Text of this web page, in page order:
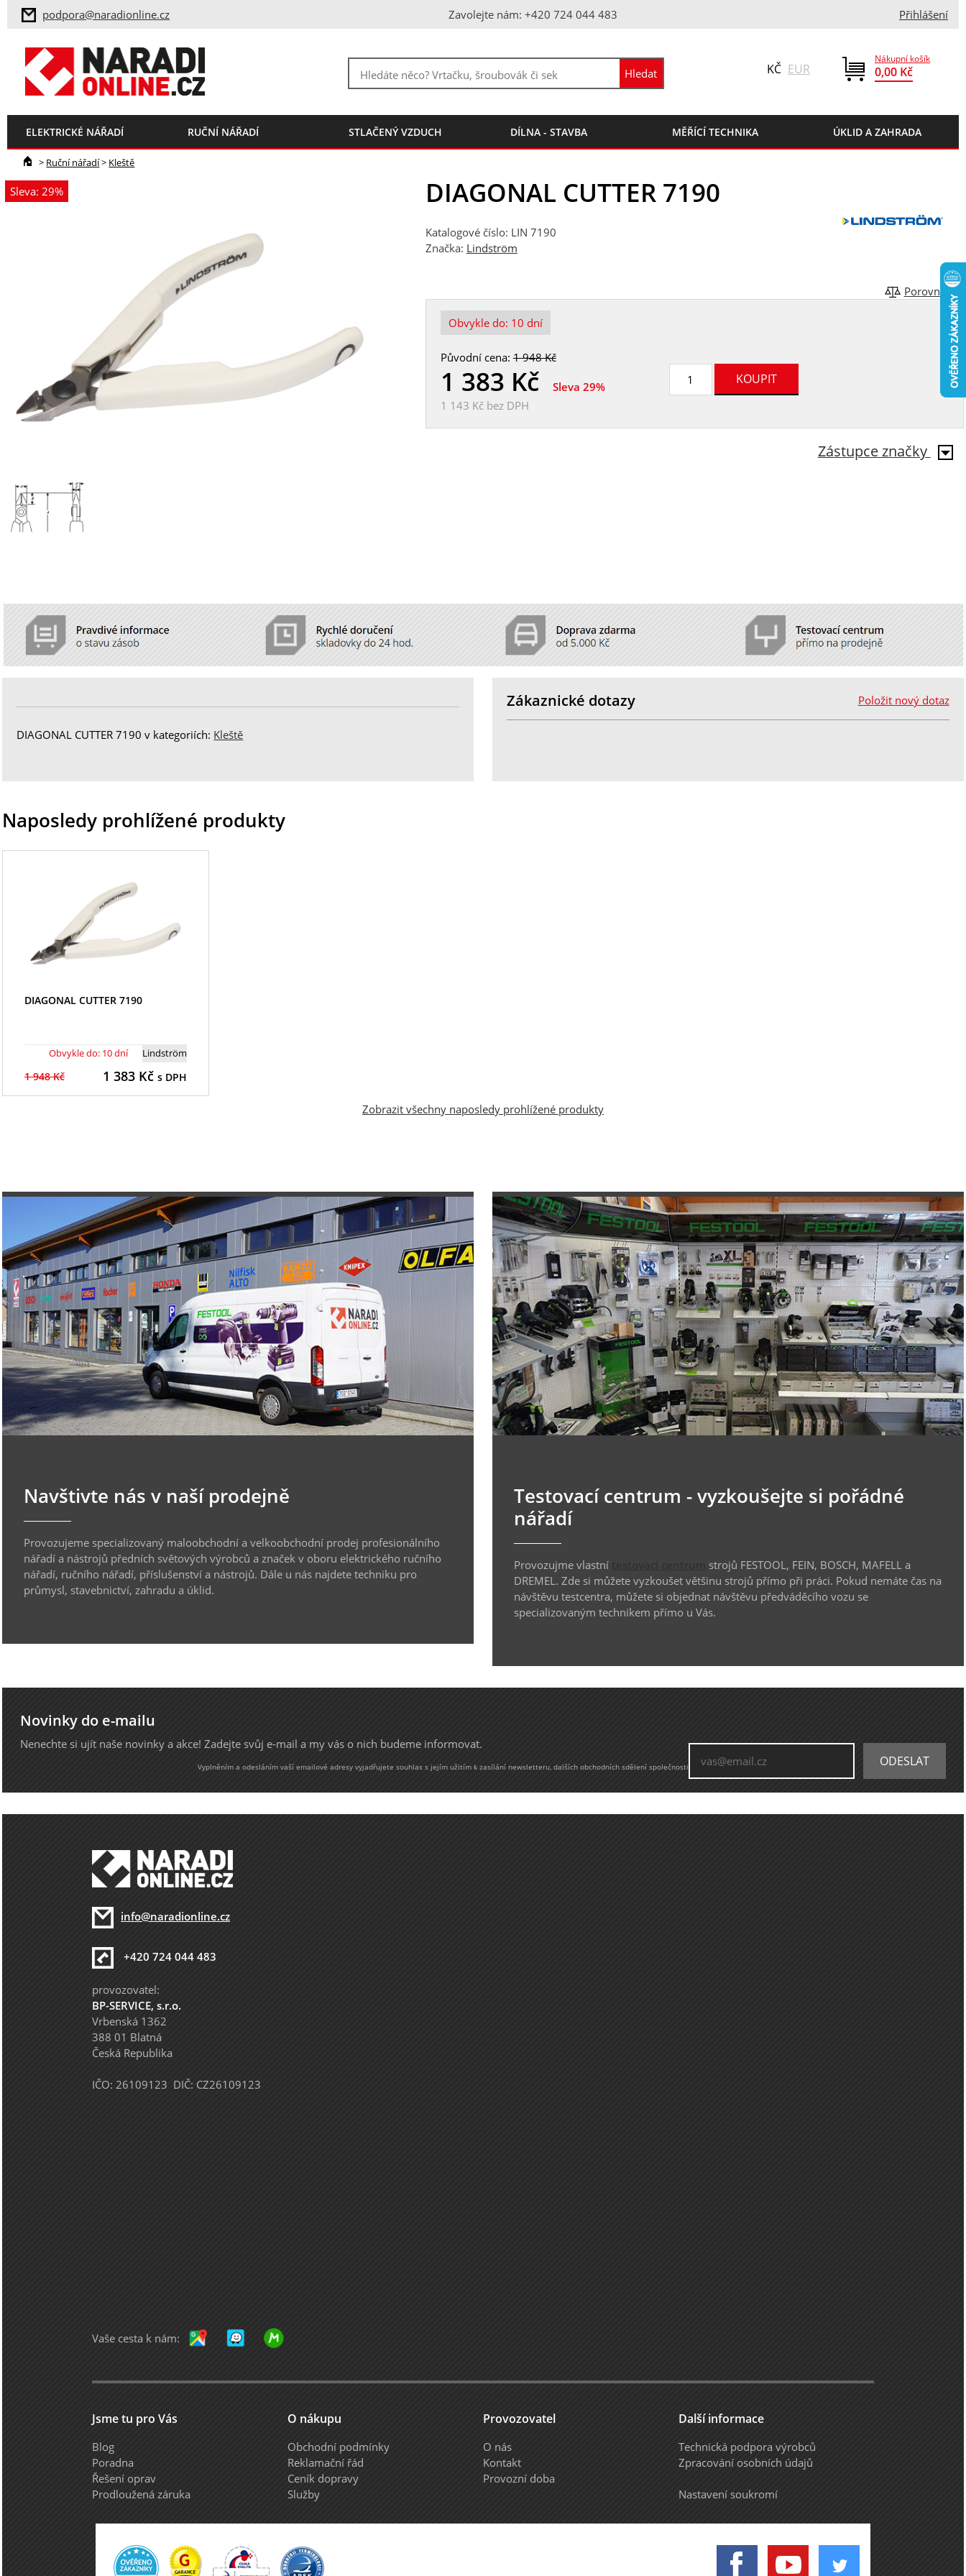
podpora@naradionline.cz Zavolejte nám: +420 724 044 483 Přihlášení
Nákupní košík
0,00 Kč
KČ EUR
ELEKTRICKÉ NÁŘADÍ RUČNÍ NÁŘADÍ STLAČENÝ VZDUCH DÍLNA - STAVBA MĚŘÍCÍ TECHNIKA ÚKLID A ZAHRADA
> Ruční nářadí> Kleště
Sleva: 29% DIAGONAL CUTTER 7190
Katalogové číslo: LIN 7190
Značka: Lindström
Porovnat
Obvykle do: 10 dní
Původní cena:1 948 Kč
1 383 Kč
Sleva 29%
1 143 Kčbez DPH
Zástupce značky
DIAGONAL CUTTER 7190 v kategoriích: Kleště
Položit nový dotaz
Zákaznické dotazy
Naposledy prohlížené produkty
DIAGONAL CUTTER 7190
Lindström
Obvykle do: 10 dní
1 948 Kč 1 383Kč s DPH
Zobrazit všechny naposledy prohlížené produkty
Navštivte nás v naší prodejně
Provozujeme specializovaný maloobchodní a velkoobchodní prodej profesionálního
nářadí a nástrojů předních světových výrobců a značek v oboru elektrického ručního
nářadí, ručního nářadí, příslušenství a nástrojů. Dále u nás najdete techniku pro
průmysl, stavebnictví, zahradu a úklid.
Testovací centrum - vyzkoušejte si pořádné
nářadí
Provozujme vlastní
strojů FESTOOL, FEIN, BOSCH, MAFELL a
DREMEL. Zde si můžete vyzkoušet většinu strojů přímo při práci. Pokud nemáte čas na
návštěvu testcentra, můžete si objednat návštěvu předváděcího vozu se
specializovaným technikem přímo u Vás.
Novinky do e-mailu
Nenechte si ujít naše novinky a akce! Zadejte svůj e-mail a my vás o nich budeme informovat.
Vyplněním a odesláním vaší emailové adresy vyjadřujete souhlas s jejím užitím k zasílání newsletteru, dalších obchodních sdělení společnosti
info@naradionline.cz
+420 724 044 483
provozovatel:
BP-SERVICE, s.r.o.
Vrbenská 1362
388 01 Blatná
Česká Republika
IČO: 26109123 DIČ: CZ26109123
Vaše cesta k nám:
Jsme tu pro Vás
Blog
Poradna
Řešení oprav
Prodloužená záruka
O nákupu
Obchodní podmínky
Reklamační řád
Ceník dopravy
Služby
Provozovatel
O nás
Kontakt
Provozní doba
Další informace
Technická podpora výrobců
Zpracování osobních údajů
Nastavení soukromí